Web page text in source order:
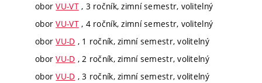
oborVU-VT, 3 ročník, zimní semestr, volitelný
oborVU-VT, 4 ročník, zimní semestr, volitelný
oborVU-D , 1 ročník, zimní semestr, volitelný
oborVU-D , 2 ročník, zimní semestr, volitelný
oborVU-D , 3 ročník, zimní semestr, volitelný